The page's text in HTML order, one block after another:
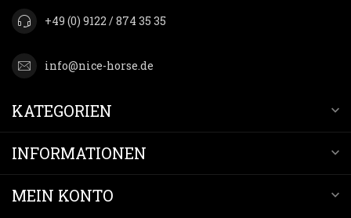
+49 (0) 9122 / 874 35 35
info@nice-horse.de
KATEGORIEN
INFORMATIONEN
MEIN KONTO